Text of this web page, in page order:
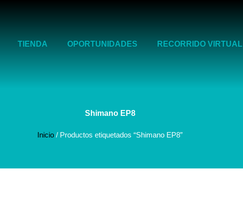
TIENDA OPORTUNIDADES RECORRIDO VIRTUAL
Shimano EP8
Inicio / Productos etiquetados “Shimano EP8”